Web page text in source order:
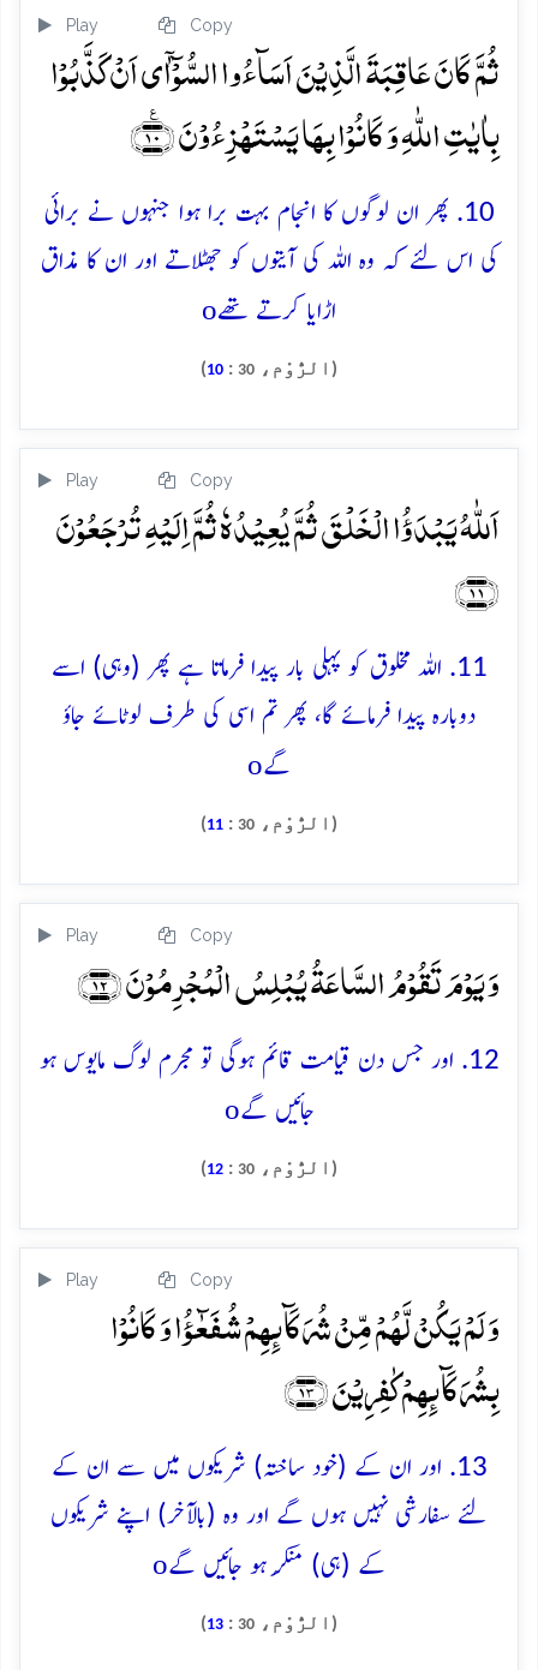
Play Copy
ثُمَّ کَانَ عَاقِبَۃَ الَّذِیۡنَ اَسَآءُوا السُّوۡٓاٰۤی اَنۡ کَذَّبُوۡا
بِاٰیٰتِ اللّٰہِ وَ کَانُوۡا بِہَا یَسۡتَہۡزِءُوۡنَ ﴿٪۱۰﴾
10. پھر ان لوگوں کا انجام بہت برا ہوا جنہوں نے برائی
کی اس لئے کہ وہ اللہ کی آیتوں کو جھٹلاتے اور ان کا مذاق
اڑایا کرتے تھےo
(الرُّوْم، 30
:
10
)
Play Copy
اَللّٰہُ یَبۡدَؤُا الۡخَلۡقَ ثُمَّ یُعِیۡدُہٗ ثُمَّ اِلَیۡہِ تُرۡجَعُوۡنَ
﴿۱۱﴾
11. اللہ مخلوق کو پہلی بار پیدا فرماتا ہے پھر (وہی) اسے
دوبارہ پیدا فرمائے گا، پھر تم اسی کی طرف لوٹائے جاؤ
گےo
(الرُّوْم، 30
:
11
)
Play Copy
وَ یَوۡمَ تَقُوۡمُ السَّاعَۃُ یُبۡلِسُ الۡمُجۡرِمُوۡنَ ﴿۱۲﴾
12. اور جس دن قیامت قائم ہوگی تو مجرم لوگ مایوس ہو
جائیں گےo
(الرُّوْم، 30
:
12
)
Play Copy
وَ لَمۡ یَکُنۡ لَّہُمۡ مِّنۡ شُرَکَآئِہِمۡ شُفَعٰٓؤُا وَ کَانُوۡا
بِشُرَکَآئِہِمۡ کٰفِرِیۡنَ ﴿۱۳﴾
13. اور ان کے (خود ساختہ) شریکوں میں سے ان کے
لئے سفارشی نہیں ہوں گے اور وہ (بالآخر) اپنے شریکوں
کے (ہی) مُنکِر ہو جائیں گےo
(الرُّوْم، 30
:
13
)